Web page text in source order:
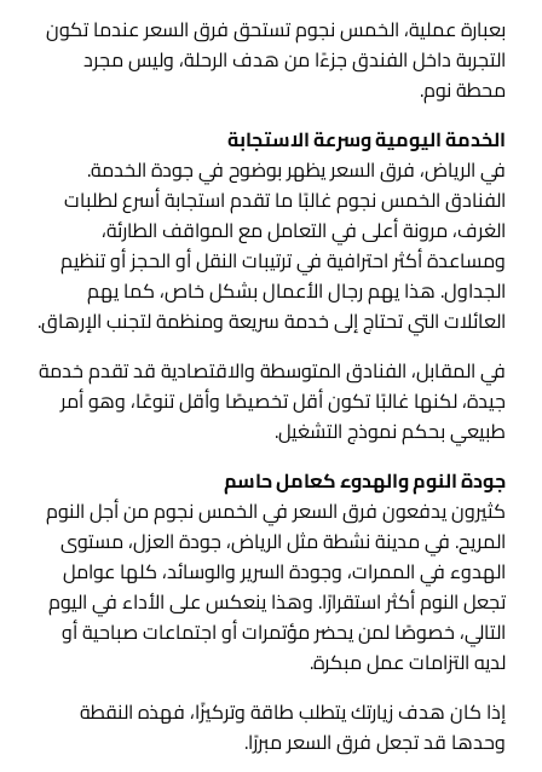
بعبارة عملية، الخمس نجوم تستحق فرق السعر عندما تكون
التجربة داخل الفندق جزءًا من هدف الرحلة، وليس مجرد
محطة نوم.
الخدمة اليومية وسرعة الاستجابة
في الرياض، فرق السعر يظهر بوضوح في جودة الخدمة.
الفنادق الخمس نجوم غالبًا ما تقدم استجابة أسرع لطلبات
الغرف، مرونة أعلى في التعامل مع المواقف الطارئة،
ومساعدة أكثر احترافية في ترتيبات النقل أو الحجز أو تنظيم
الجداول. هذا يهم رجال الأعمال بشكل خاص، كما يهم
العائلات التي تحتاج إلى خدمة سريعة ومنظمة لتجنب الإرهاق.
في المقابل، الفنادق المتوسطة والاقتصادية قد تقدم خدمة
جيدة، لكنها غالبًا تكون أقل تخصيصًا وأقل تنوعًا، وهو أمر
طبيعي بحكم نموذج التشغيل.
جودة النوم والهدوء كعامل حاسم
كثيرون يدفعون فرق السعر في الخمس نجوم من أجل النوم
المريح. في مدينة نشطة مثل الرياض، جودة العزل، مستوى
الهدوء في الممرات، وجودة السرير والوسائد، كلها عوامل
تجعل النوم أكثر استقرارًا. وهذا ينعكس على الأداء في اليوم
التالي، خصوصًا لمن يحضر مؤتمرات أو اجتماعات صباحية أو
لديه التزامات عمل مبكرة.
إذا كان هدف زيارتك يتطلب طاقة وتركيزًا، فهذه النقطة
وحدها قد تجعل فرق السعر مبررًا.